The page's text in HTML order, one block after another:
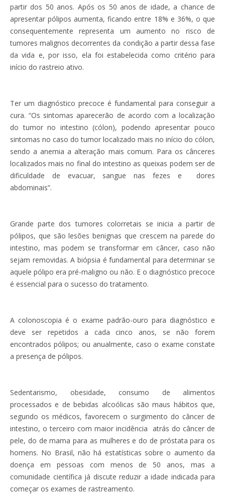
partir dos 50 anos. Após os 50 anos de idade, a chance de
apresentar pólipos aumenta, ficando entre 18% e 36%, o que
consequentemente representa um aumento no risco de
tumores malignos decorrentes da condição a partir dessa fase
da vida e, por isso, ela foi estabelecida como critério para
início do rastreio ativo.
Ter um diagnóstico precoce é fundamental para conseguir a
cura. “Os sintomas aparecerão de acordo com a localização
do tumor no intestino (cólon), podendo apresentar pouco
sintomas no caso do tumor localizado mais no início do cólon,
sendo a anemia a alteração mais comum. Para os cânceres
localizados mais no final do intestino as queixas podem ser de
dificuldade de evacuar, sangue nas fezes e dores
abdominais”.
Grande parte dos tumores colorretais se inicia a partir de
pólipos, que são lesões benignas que crescem na parede do
intestino, mas podem se transformar em câncer, caso não
sejam removidas. A biópsia é fundamental para determinar se
aquele pólipo era pré-maligno ou não. E o diagnóstico precoce
é essencial para o sucesso do tratamento.
A colonoscopia é o exame padrão-ouro para diagnóstico e
deve ser repetidos a cada cinco anos, se não forem
encontrados pólipos; ou anualmente, caso o exame constate
a presença de pólipos.
Sedentarismo, obesidade, consumo de alimentos
processados e de bebidas alcoólicas são maus hábitos que,
segundo os médicos, favorecem o surgimento do câncer de
intestino, o terceiro com maior incidência atrás do câncer de
pele, do de mama para as mulheres e do de próstata para os
homens. No Brasil, não há estatísticas sobre o aumento da
doença em pessoas com menos de 50 anos, mas a
comunidade científica já discute reduzir a idade indicada para
começar os exames de rastreamento.